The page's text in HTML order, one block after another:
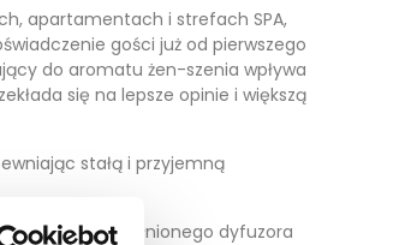
apartamentach i strefach SPA,
gości już od pierwszego
do aromatu żen-szenia wpływa
się na lepsze opinie i większą
stałą i przyjemną
pudełka, napełnionego dyfuzora